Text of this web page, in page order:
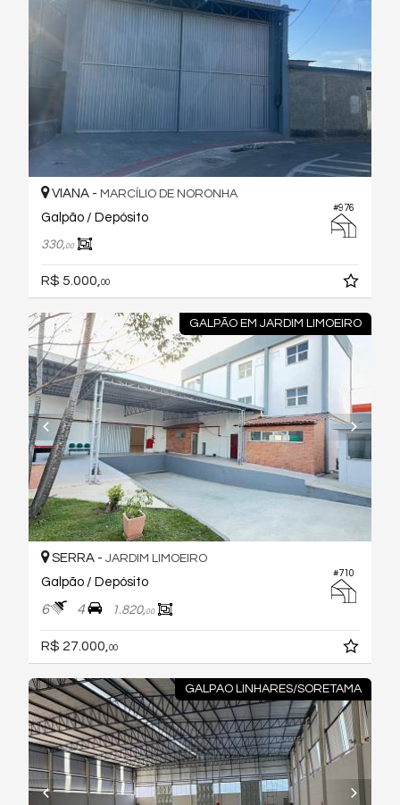
#976
VIANA - MARCÍLIO DE NORONHA
Galpão / Depósito
330,00
R$ 5.000, 00
GALPÃO EM JARDIM LIMOEIRO
#710
SERRA - JARDIM LIMOEIRO
Galpão / Depósito
6 4 1.820,00
R$ 27.000,00
GALPAO LINHARES/SORETAMA